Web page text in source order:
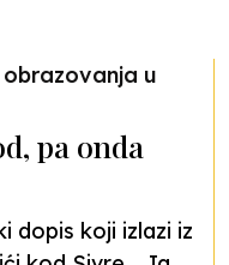
u
pa onda
dopis koji izlazi iz